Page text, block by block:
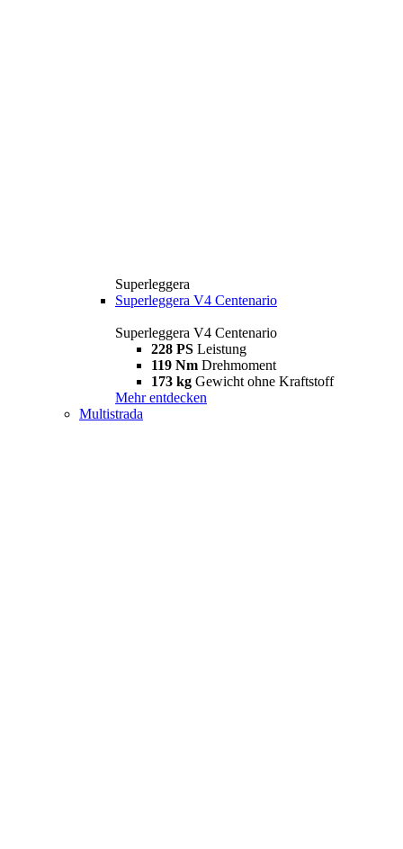
Superleggera
Superleggera V4 Centenario
Superleggera V4 Centenario
228 PS Leistung
119 Nm Drehmoment
173 kg Gewicht ohne Kraftstoff
Mehr entdecken
Multistrada